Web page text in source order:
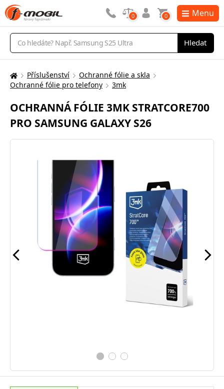
Vyhledávání
Hledat
0 0 Menu
Zde
nacházíte:
Příslušenství
Ochranné fólie a skla
Ochranné fólie pro telefony
3mk
OCHRANNÁ FÓLIE 3MK STRATCORE700
PRO SAMSUNG GALAXY S26